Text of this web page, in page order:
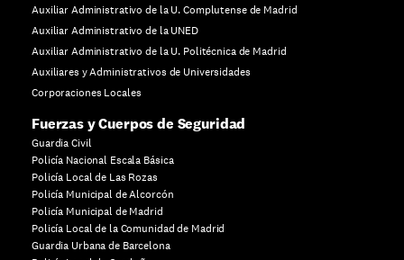
Auxiliar Administrativo de la U. Complutense de Madrid
Auxiliar Administrativo de la UNED
Auxiliar Administrativo de la U. Politécnica de Madrid
Auxiliares y Administrativos de Universidades
Corporaciones Locales
Fuerzas y Cuerpos de Seguridad
Guardia Civil
Policía Nacional Escala Básica
Policía Local de Las Rozas
Policía Municipal de Alcorcón
Policía Municipal de Madrid
Policía Local de la Comunidad de Madrid
Guardia Urbana de Barcelona